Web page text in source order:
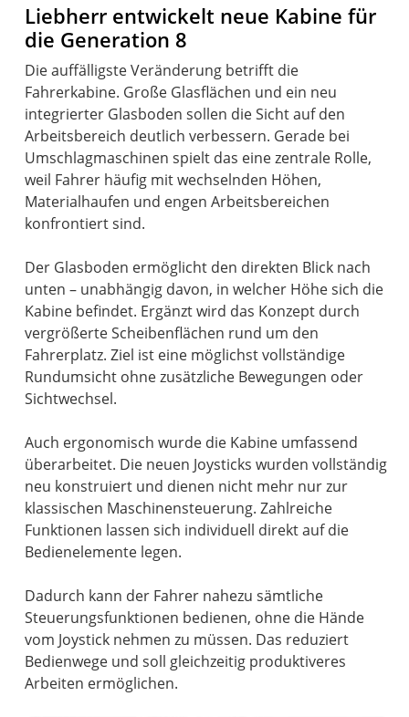
Liebherr entwickelt neue Kabine für
die Generation 8
Die auffälligste Veränderung betrifft die
Fahrerkabine. Große Glasflächen und ein neu
integrierter Glasboden sollen die Sicht auf den
Arbeitsbereich deutlich verbessern. Gerade bei
Umschlagmaschinen spielt das eine zentrale Rolle,
weil Fahrer häufig mit wechselnden Höhen,
Materialhaufen und engen Arbeitsbereichen
konfrontiert sind.
Der Glasboden ermöglicht den direkten Blick nach
unten – unabhängig davon, in welcher Höhe sich die
Kabine befindet. Ergänzt wird das Konzept durch
vergrößerte Scheibenflächen rund um den
Fahrerplatz. Ziel ist eine möglichst vollständige
Rundumsicht ohne zusätzliche Bewegungen oder
Sichtwechsel.
Auch ergonomisch wurde die Kabine umfassend
überarbeitet. Die neuen Joysticks wurden vollständig
neu konstruiert und dienen nicht mehr nur zur
klassischen Maschinensteuerung. Zahlreiche
Funktionen lassen sich individuell direkt auf die
Bedienelemente legen.
Dadurch kann der Fahrer nahezu sämtliche
Steuerungsfunktionen bedienen, ohne die Hände
vom Joystick nehmen zu müssen. Das reduziert
Bedienwege und soll gleichzeitig produktiveres
Arbeiten ermöglichen.